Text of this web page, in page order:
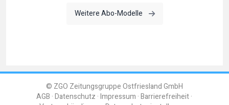
Weitere Abo-Modelle
© ZGO Zeitungsgruppe Ostfriesland GmbH
AGB Datenschutz Impressum Barrierefreiheit